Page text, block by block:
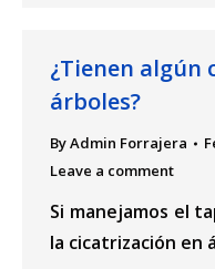
¿Tienen algún
árboles?
ByAdmin Forrajera
Leave a comment
Si manejamos el
la cicatrización en